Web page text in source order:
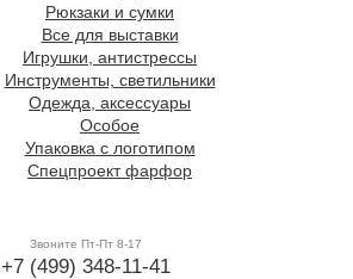
Рюкзаки и сумки
Все для выставки
Игрушки, антистрессы
Инструменты, светильники
Одежда, аксессуары
Особое
Упаковка с логотипом
Спецпроект фарфор
Звоните Пт-Пт 8-17
+7 (499) 348-11-41